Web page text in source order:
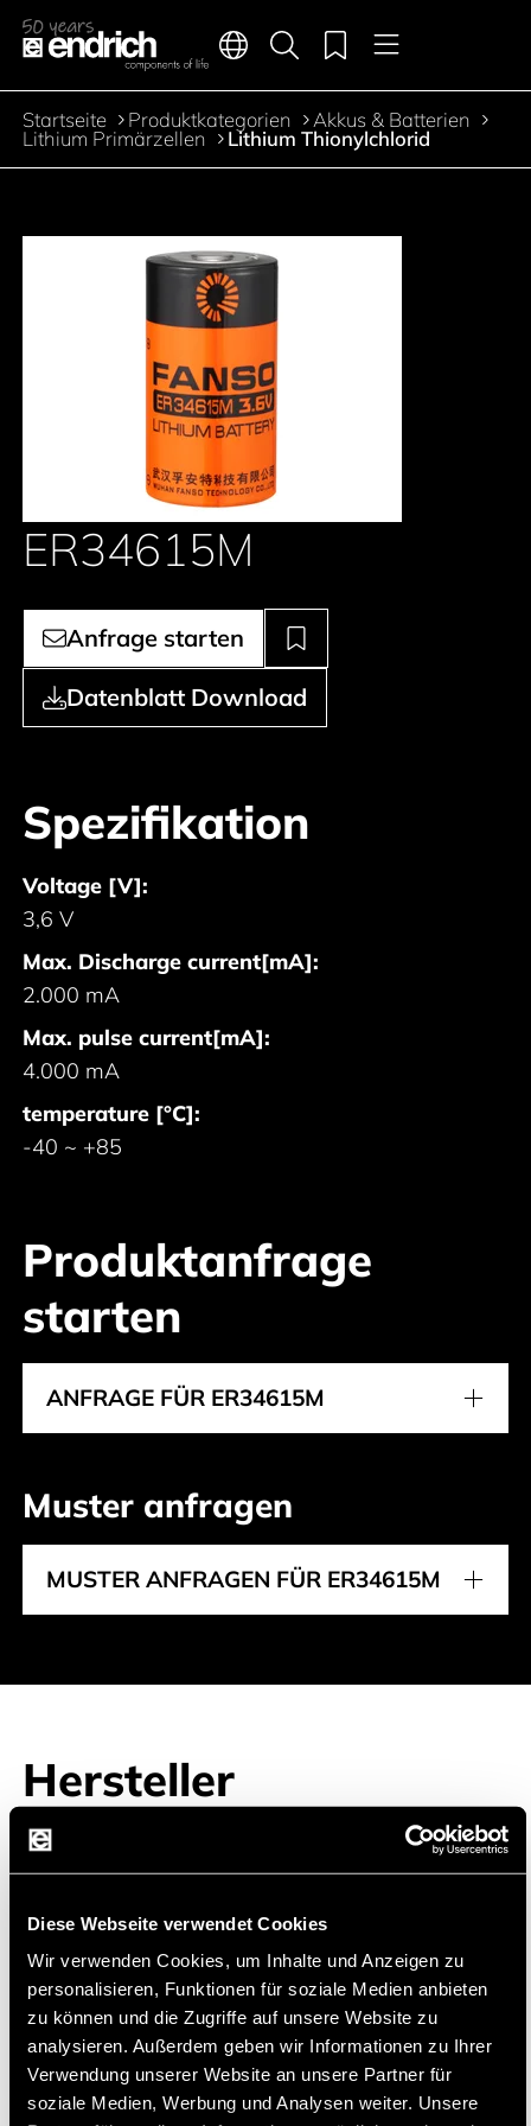
Diese Webseite verwendet Cookies
Wir verwenden Cookies, um Inhalte und Anzeigen zu
personalisieren, Funktionen für soziale Medien anbieten
zu können und die Zugriffe auf unsere Website zu
analysieren. Außerdem geben wir Informationen zu Ihrer
Verwendung unserer Website an unsere Partner für
soziale Medien, Werbung und Analysen weiter. Unsere
Zum Inhalt springen
Hauptnavigation
Sprachen Menü
Produktsuche
Merkliste
Pfadnavigation
Startseite Produktkategorien Akkus & Batterien
Lithium Primärzellen Lithium Thionylchlorid
ER34615M
Anfrage starten
Datenblatt Download
Spezifikation
Voltage [V]:
3,6 V
Max. Discharge current[mA]:
2.000 mA
Max. pulse current[mA]:
4.000 mA
temperature [°C]:
-40 ~ +85
Produktanfrage
starten
ANFRAGE FÜR ER34615M
Muster anfragen
MUSTER ANFRAGEN FÜR ER34615M
Hersteller
Fanso
FANSO ist ein High-Tech-Unternehmen, das
auf die Entwicklung und Produktion von
primären Lithiumzellen spezialisiert ist
FANSO konzentriert sich auf kontinuierliche
Weiterentwicklung und Innovation und ist